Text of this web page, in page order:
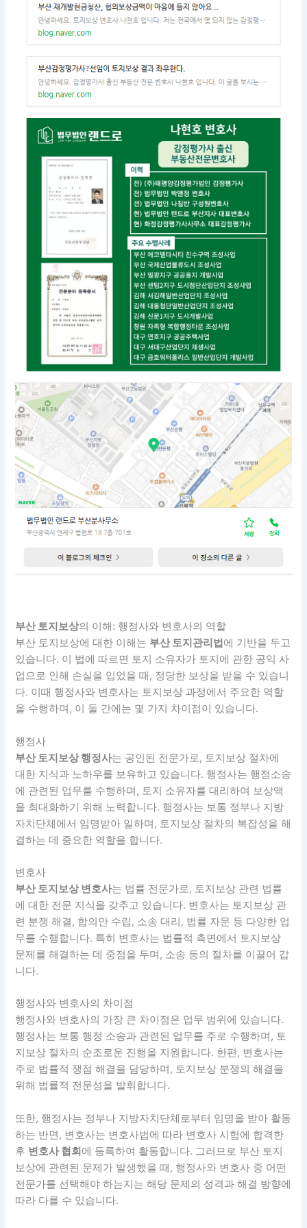
부산 토지보상의 이해: 행정사와 변호사의 역할
부산 토지보상에 대한 이해는 부산 토지관리법 에 기반을 두고
있습니다. 이 법에 따르면 토지 소유자가 토지에 관한 공익 사
업으로 인해 손실을 입었을 때, 정당한 보상을 받을 수 있습니
다. 이때 행정사와 변호사는 토지보상 과정에서 주요한 역할
을 수행하며, 이 둘 간에는 몇 가지 차이점이 있습니다.
행정사
부산 토지보상 행정사는 공인된 전문가로, 토지보상 절차에
대한 지식과 노하우를 보유하고 있습니다. 행정사는 행정소송
에 관련된 업무를 수행하며, 토지 소유자를 대리하여 보상액
을 최대화하기 위해 노력합니다. 행정사는 보통 정부나 지방
자치단체에서 임명받아 일하며, 토지보상 절차의 복잡성을 해
결하는 데 중요한 역할을 합니다.
변호사
부산 토지보상 변호사는 법률 전문가로, 토지보상 관련 법률
에 대한 전문 지식을 갖추고 있습니다. 변호사는 토지보상 관
련 분쟁 해결, 합의안 수립, 소송 대리, 법률 자문 등 다양한 업
무를 수행합니다. 특히 변호사는 법률적 측면에서 토지보상
문제를 해결하는 데 중점을 두며, 소송 등의 절차를 이끌어 갑
니다.
행정사와 변호사의 차이점
행정사와 변호사의 가장 큰 차이점은 업무 범위에 있습니다.
행정사는 보통 행정 소송과 관련된 업무를 주로 수행하며, 토
지보상 절차의 순조로운 진행을 지원합니다. 한편, 변호사는
주로 법률적 쟁점 해결을 담당하며, 토지보상 분쟁의 해결을
위해 법률적 전문성을 발휘합니다.
또한, 행정사는 정부나 지방자치단체로부터 임명을 받아 활동
하는 반면, 변호사는 변호사법에 따라 변호사 시험에 합격한
후 변호사 협회 에 등록하여 활동합니다. 그러므로 부산 토지
보상에 관련된 문제가 발생했을 때, 행정사와 변호사 중 어떤
전문가를 선택해야 하는지는 해당 문제의 성격과 해결 방향에
따라 다를 수 있습니다.